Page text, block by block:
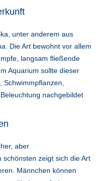
unter anderem aus
Die Art bewohnt vor allem
langsam fließende
Aquarium sollte dieser
Schwimmpflanzen,
nachgebildet
aber
zeigt sich die Art
Männchen können